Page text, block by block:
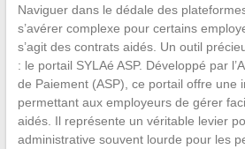
Naviguer dans le dédale des
s’avérer complexe pour certains
s’agit des contrats aidés. Un outil
: le portail SYLAé ASP. Développé par
de Paiement (ASP), ce portail offre une
permettant aux employeurs de gérer
aidés. Il représente un véritable levier
administrative souvent lourde pour les